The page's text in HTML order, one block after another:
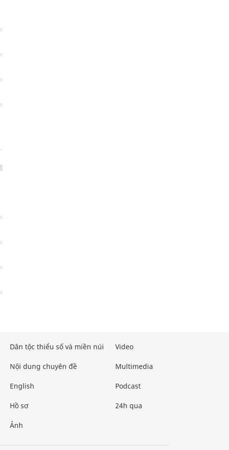
Dân tộc thiểu số và miền núi
Nội dung chuyên đề
English
Hồ sơ
Ảnh
Video
Multimedia
Podcast
24h qua